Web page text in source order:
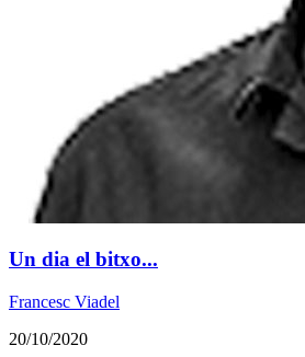
Un dia el bitxo...
Francesc Viadel
20/10/2020